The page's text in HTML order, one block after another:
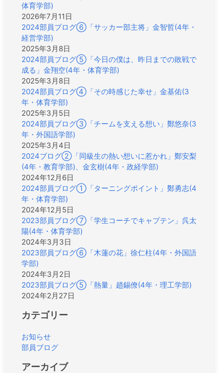
体育学部)
2026年7月11日
2024部員ブログ⑥「サッカー部主将」金智哲(4年・
経営学部)
2025年3月8日
2024部員ブログ⑤「今日の僕は、昨日までの敗戦で
成る」金翔空(4年・体育学部)
2025年3月8日
2024部員ブログ④「その時感じた幸せ」金基佑(3
年・体育学部)
2025年3月5日
2024部員ブログ③「チームを支える想い」鄭悠奈(3
年・外国語学部)
2025年3月4日
2024ブログ②「同級生の熱い想いに惹かれ」鄭安梨
(4年・教育学部)、金玄樹(4年・政経学部)
2024年12月6日
2024部員ブログ①「ターニングポイント」鄭勇志(4
年・体育学部)
2024年12月5日
2023部員ブログ⑦「学生コーチでキャプテン」呉太
陽(4年・体育学部)
2024年3月3日
2023部員ブログ⑥「木蓮の花」徐仁柱(4年・外国語
学部)
2024年3月2日
2023部員ブログ⑤「熱量」趙錫僚(4年・理工学部)
2024年2月27日
カテゴリー
お知らせ
部員ブログ
アーカイブ